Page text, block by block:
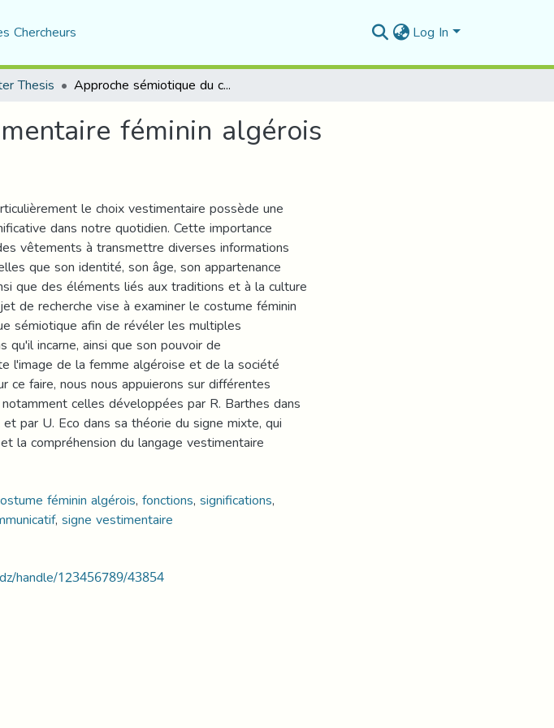
Chercheurs Log In
Thesis Approche sémiotique du code vestimentaire féminin algérois
féminin algérois
le choix vestimentaire possède une
dans notre quotidien. Cette importance
vêtements à transmettre diverses informations
que son identité, son âge, son appartenance
que des éléments liés aux traditions et à la culture
de recherche vise à examiner le costume féminin
sémiotique afin de révéler les multiples
qu'il incarne, ainsi que son pouvoir de
l'image de la femme algéroise et de la société
ce faire, nous nous appuierons sur différentes
celles développées par R. Barthes dans
par U. Eco dans sa théorie du signe mixte, qui
la compréhension du langage vestimentaire
féminin algérois,fonctions,significations,
,signe vestimentaire
handle/123456789/43854